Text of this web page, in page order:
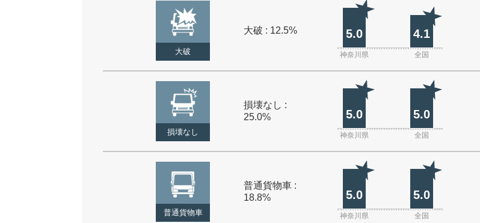
大破
大破 : 12.5% 5.0 4.1
神奈川県 全国
損壊なし
損壊なし :
25.0%
5.0 5.0
神奈川県 全国
普通貨物車
普通貨物車 :
18.8%
5.0 5.0
神奈川県 全国